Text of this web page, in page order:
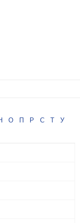
О П Р С Т
У